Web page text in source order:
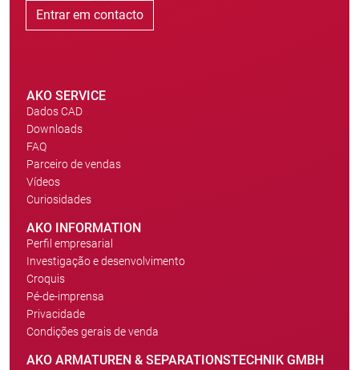
Entrar em contacto
AKO SERVICE
Dados CAD
Downloads
FAQ
Parceiro de vendas
Vídeos
Curiosidades
AKO INFORMATION
Perfil empresarial
Investigação e desenvolvimento
Croquis
Pé-de-imprensa
Privacidade
Condições gerais de venda
AKO ARMATUREN & SEPARATIONSTECHNIK GMBH